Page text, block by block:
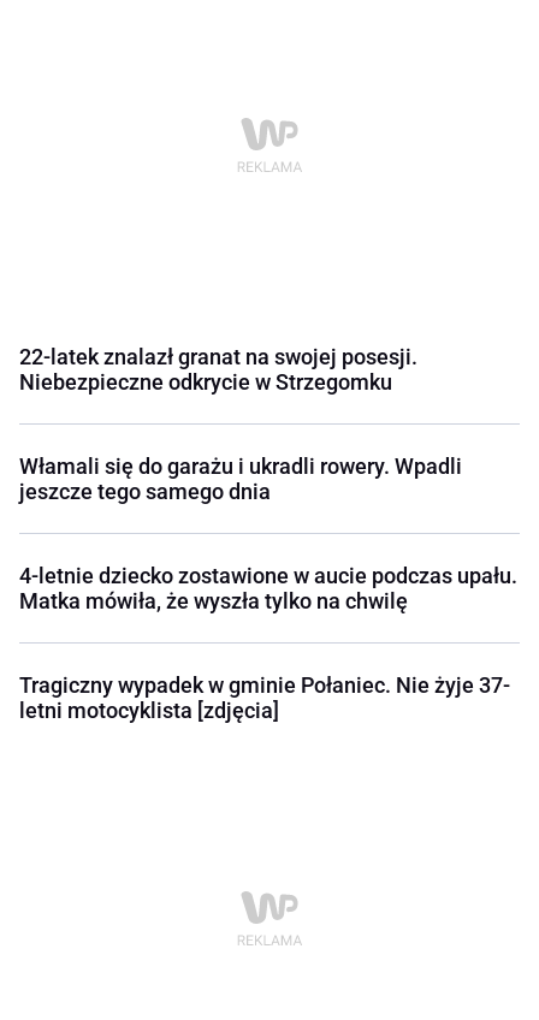
22-latek znalazł granat na swojej posesji.
Niebezpieczne odkrycie w Strzegomku
Włamali się do garażu i ukradli rowery. Wpadli
jeszcze tego samego dnia
4-letnie dziecko zostawione w aucie podczas upału.
Matka mówiła, że wyszła tylko na chwilę
Tragiczny wypadek w gminie Połaniec. Nie żyje 37-
letni motocyklista [zdjęcia]